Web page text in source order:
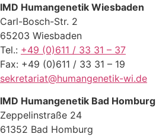
IMD Humangenetik Wiesbaden
Carl-Bosch-Str. 2
65203 Wiesbaden
Tel.: +49 (0)611 / 33 31 – 37
Fax: +49 (0)611 / 33 31 – 19
sekretariat@humangenetik-wi.de
IMD Humangenetik Bad Homburg
Zeppelinstraße 24
61352 Bad Homburg